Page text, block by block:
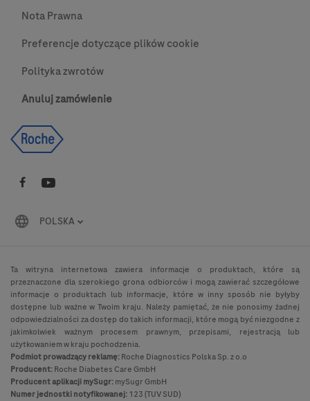
Nota Prawna
Preferencje dotyczące plików cookie
Polityka zwrotów
Anuluj zamówienie
POLSKA
Ta witryna internetowa zawiera informacje o produktach, które są
przeznaczone dla szerokiego grona odbiorców i mogą zawierać szczegółowe
informacje o produktach lub informacje, które w inny sposób nie byłyby
dostępne lub ważne w Twoim kraju. Należy pamiętać, że nie ponosimy żadnej
odpowiedzialności za dostęp do takich informacji, które mogą być niezgodne z
jakimkolwiek ważnym procesem prawnym, przepisami, rejestracją lub
użytkowaniem w kraju pochodzenia.
Podmiot prowadzący reklamę:Roche Diagnostics Polska Sp. z o.o
Producent:Roche Diabetes Care GmbH
Producent aplikacji mySugr:mySugr GmbH
Numer jednostki notyfikowanej:123 (TUV SUD)